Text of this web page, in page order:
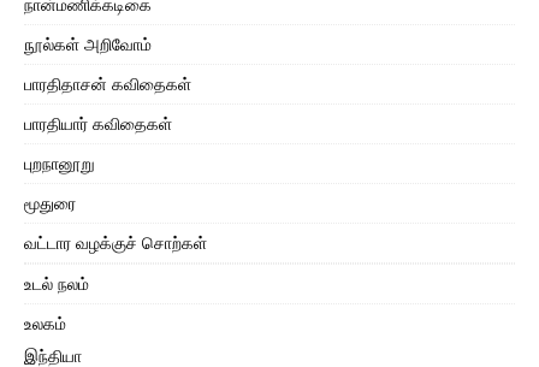
நூல்கள் அறிவோம்
பாரதிதாசன் கவிதைகள்
பாரதியார் கவிதைகள்
புறநானூறு
மூதுரை
வட்டார வழக்குச் சொற்கள்
உடல் நலம்
உலகம்
இந்தியா